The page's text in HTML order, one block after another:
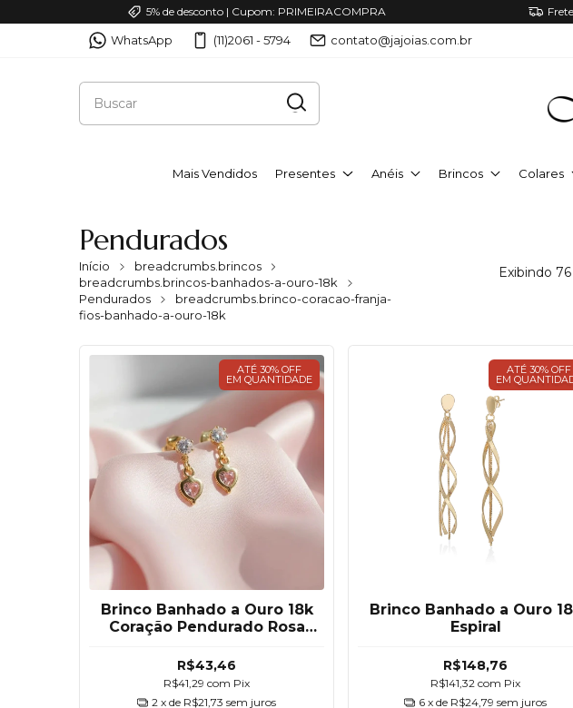
5% de desconto | Cupom: PRIMEIRACOMPRA
WhatsApp (11)2061 - 5794 contato@jajoias.com.br
Mais Vendidos Presentes Anéis Brincos Colares
Pendurados
Início
breadcrumbs.brincos
breadcrumbs.brincos-banhados-a-ouro-18k
Pendurados
breadcrumbs.brinco-coracao-franja-
fios-banhado-a-ouro-18k
Exibindo
ATÉ 30% OFF
EM QUANTIDADE
Brinco Banhado a Ouro 18k
Coração Pendurado Rosa
R$43,46
R$41,29com Pix
2 x de R$21,73 sem juros
ATÉ 30% OFF
EM
Brinco Banhado a Ouro
Espiral
R$148,76
R$141,32com Pix
6 x de R$24,79 sem juros